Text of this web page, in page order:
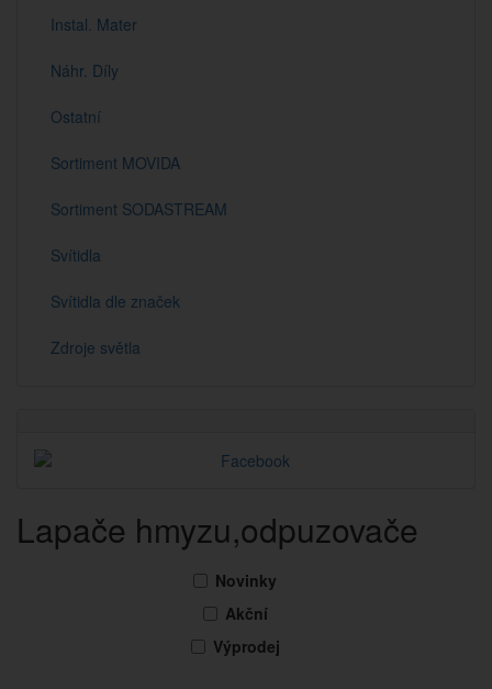
Instal. Mater
Náhr. Díly
Ostatní
Sortiment MOVIDA
Sortiment SODASTREAM
Svítidla
Svítidla dle značek
Zdroje světla
Lapače hmyzu,odpuzovače
Novinky
Akční
Výprodej